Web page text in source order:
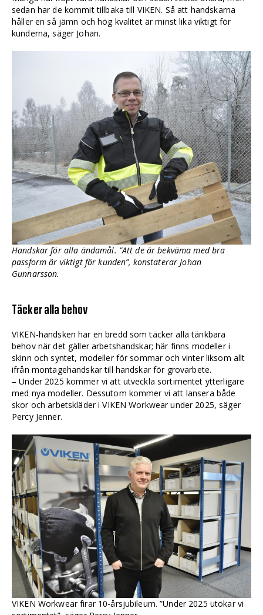
sedan har de kommit tillbaka till VIKEN. Så att handskarna
håller en så jämn och hög kvalitet är minst lika viktigt för
kunderna, säger Johan.
Handskar för alla ändamål. ”Att de är bekväma med bra
passform är viktigt för kunden”, konstaterar Johan
Gunnarsson.
Täcker alla behov
VIKEN-handsken har en bredd som täcker alla tänkbara
behov när det gäller arbetshandskar; här finns modeller i
skinn och syntet, modeller för sommar och vinter liksom allt
ifrån montagehandskar till handskar för grovarbete.
– Under 2025 kommer vi att utveckla sortimentet ytterligare
med nya modeller. Dessutom kommer vi att lansera både
skor och arbetskläder i VIKEN Workwear under 2025, säger
Percy Jenner.
VIKEN Workwear firar 10-årsjubileum. ”Under 2025 utökar vi